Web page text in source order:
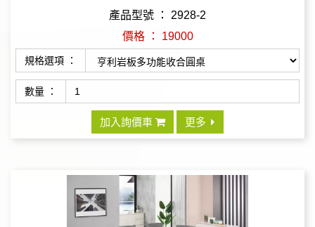
產品型號 ： 2928-2
價格 ： 19000
規格選項 ：
數量 ：
加入詢價車 更多